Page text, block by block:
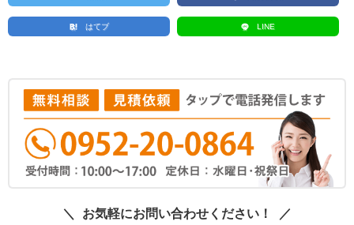
はてブ LINE
お気軽にお問い合わせください！